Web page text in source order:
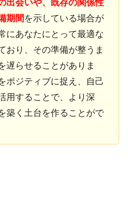
出会いや、既存の関係性
期間を示している場合が
にあなたにとって最適な
おり、その準備が整うま
遅らせることがありま
ポジティブに捉え、自己
用することで、より深
築く土台を作ることがで